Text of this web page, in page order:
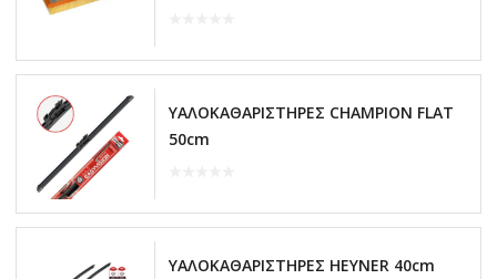
ΥΑΛΟΚΑΘΑΡΙΣΤΗΡΕΣ CHAMPION FLAT
50cm
ΥΑΛΟΚΑΘΑΡΙΣΤΗΡΕΣ HEYNER 40cm